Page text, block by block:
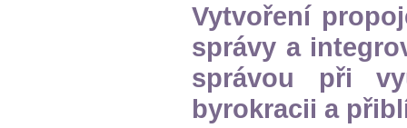
Vytvoření
správy a
správou při
byrokracii a